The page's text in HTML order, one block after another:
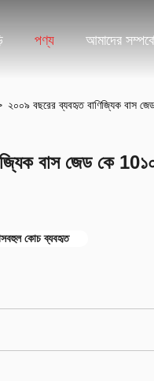
পণ্য আমাদের
২০০৯ বছরের ব্যবহৃত বাণিজ্যিক বাস
বাস জেড কে
কোচ ব্যবহৃত